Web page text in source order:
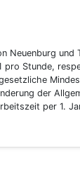
Stunde,
der
per 1.